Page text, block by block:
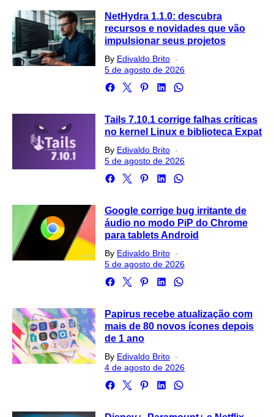
NetHydra 1.1.0: descubra
recursos e novidades que vão
impulsionar seus projetos
By Edivaldo Brito
on
5 de agosto de 2026
Tails 7.10.1 corrige falhas críticas
no kernel Linux e biblioteca Expat
By Edivaldo Brito
on
5 de agosto de 2026
Google corrige bug irritante de
áudio no modo PiP do Chrome
para tablets Android
By Edivaldo Brito
on
5 de agosto de 2026
Papirus recebe atualização com
mais de 80 novos ícones depois
de 1 ano
By Edivaldo Brito
on
4 de agosto de 2026